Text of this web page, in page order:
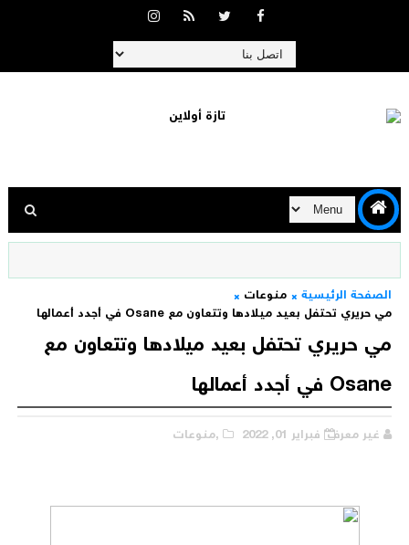
الصفحة الرئيسية
منوعات
مي حريري تحتفل بعيد ميلادها وتتعاون مع Osane في أجدد أعمالها
مي حريري تحتفل بعيد ميلادها وتتعاون مع
Osane في أجدد أعمالها
غير معرف فبراير 01, 2022 ,منوعات